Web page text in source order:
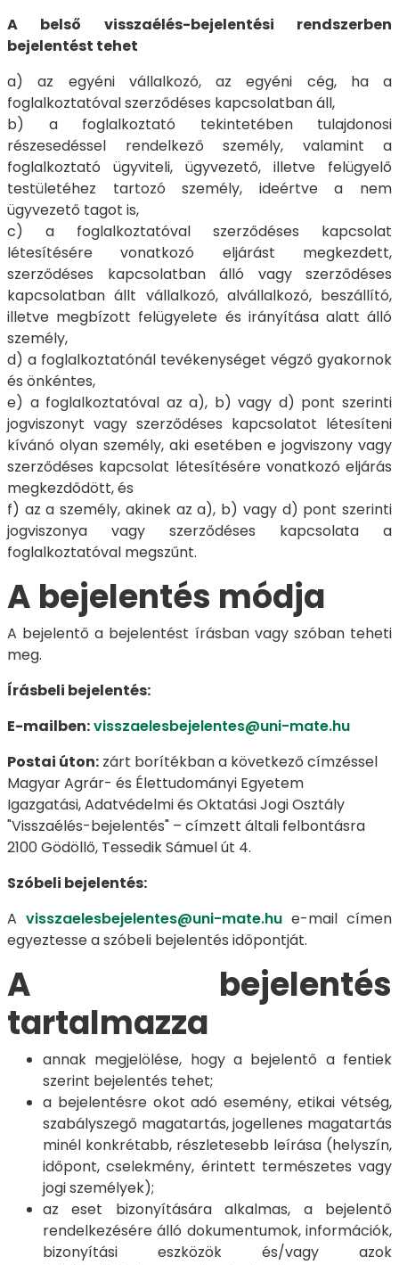
A belső visszaélés-bejelentési rendszerben
bejelentést tehet
a) az egyéni vállalkozó, az egyéni cég, ha a
foglalkoztatóval szerződéses kapcsolatban áll,
b) a foglalkoztató tekintetében tulajdonosi
részesedéssel rendelkező személy, valamint a
foglalkoztató ügyviteli, ügyvezető, illetve felügyelő
testületéhez tartozó személy, ideértve a nem
ügyvezető tagot is,
c) a foglalkoztatóval szerződéses kapcsolat
létesítésére vonatkozó eljárást megkezdett,
szerződéses kapcsolatban álló vagy szerződéses
kapcsolatban állt vállalkozó, alvállalkozó, beszállító,
illetve megbízott felügyelete és irányítása alatt álló
személy,
d) a foglalkoztatónál tevékenységet végző gyakornok
és önkéntes,
e) a foglalkoztatóval az a), b) vagy d) pont szerinti
jogviszonyt vagy szerződéses kapcsolatot létesíteni
kívánó olyan személy, aki esetében e jogviszony vagy
szerződéses kapcsolat létesítésére vonatkozó eljárás
megkezdődött, és
f) az a személy, akinek az a), b) vagy d) pont szerinti
jogviszonya vagy szerződéses kapcsolata a
foglalkoztatóval megszűnt.
A bejelentés módja
A bejelentő a bejelentést írásban vagy szóban teheti
meg.
Írásbeli bejelentés:
E-mailben:visszaelesbejelentes@uni-mate.hu
Postai úton: zárt borítékban a következő címzéssel
Magyar Agrár- és Élettudományi Egyetem
Igazgatási, Adatvédelmi és Oktatási Jogi Osztály
"Visszaélés-bejelentés" – címzett általi felbontásra
2100 Gödöllő, Tessedik Sámuel út 4.
Szóbeli bejelentés:
A visszaelesbejelentes@uni-mate.hu e-mail címen
egyeztesse a szóbeli bejelentés időpontját.
A bejelentés
tartalmazza
annak megjelölése, hogy a bejelentő a fentiek
szerint bejelentés tehet;
a bejelentésre okot adó esemény, etikai vétség,
szabályszegő magatartás, jogellenes magatartás
minél konkrétabb, részletesebb leírása (helyszín,
időpont, cselekmény, érintett természetes vagy
jogi személyek);
az eset bizonyítására alkalmas, a bejelentő
rendelkezésére álló dokumentumok, információk,
bizonyítási eszközök és/vagy azok